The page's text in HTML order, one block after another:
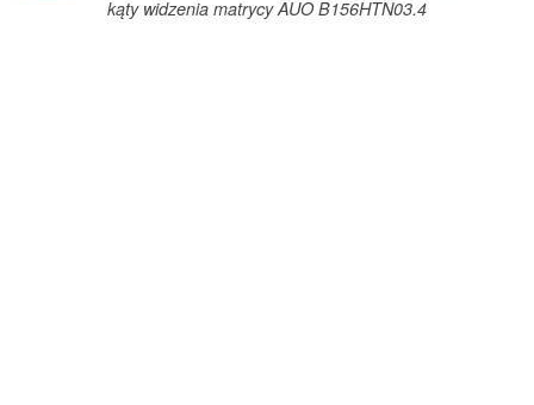
kąty widzenia matrycy AUO B156HTN03.4